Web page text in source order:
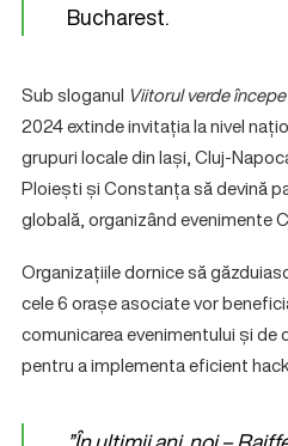
Bucharest.
Sub sloganul Viitorul verde
2024 extinde invitația la nivel
grupuri locale din Iași, Cluj-
Ploiești și Constanța să devină
globală, organizând evenimente
Organizațiile dornice să
cele 6 orașe asociate vor
comunicarea evenimentului și de
pentru a implementa eficient